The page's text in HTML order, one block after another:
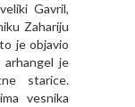
Gavril,
Zahariju
je objavio
arhangel je
starice.
vesnika